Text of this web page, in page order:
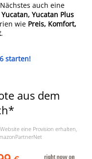
auch eine
Yucatan Plus
wie Preis, Komfort,
.
starten!
aus dem
eine Provision erhalten,